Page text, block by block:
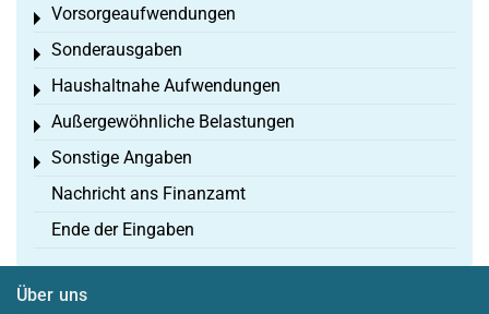
Vorsorgeaufwendungen
Toggle menu
Sonderausgaben
Toggle menu
Haushaltnahe Aufwendungen
Toggle menu
Außergewöhnliche Belastungen
Toggle menu
Sonstige Angaben
Toggle menu
Nachricht ans Finanzamt
Ende der Eingaben
Über uns